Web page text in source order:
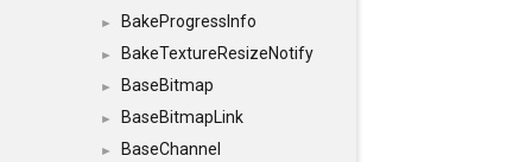
► BakeProgressInfo
► BakeTextureResizeNotify
► BaseBitmap
► BaseBitmapLink
► BaseChannel